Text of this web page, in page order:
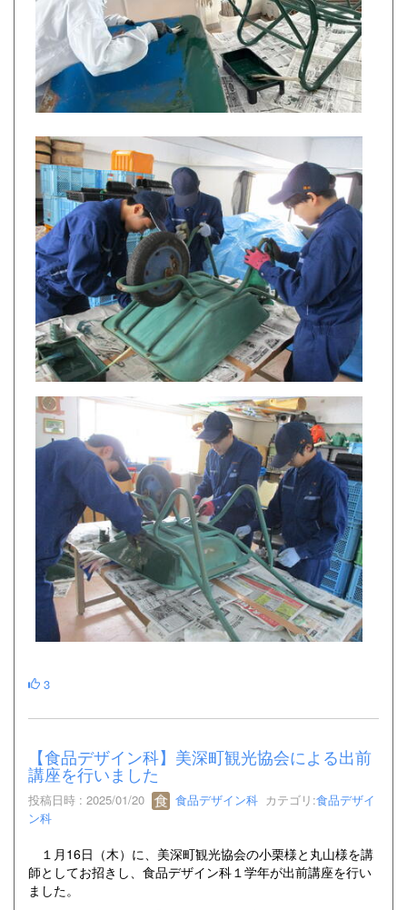
3
【食品デザイン科】美深町観光協会による出前
講座を行いました
投稿日時 : 2025/01/20 食品デザイン科 カテゴリ:食品デザイ
ン科
１月16日（木）に、美深町観光協会の小栗様と丸山様を講
師としてお招きし、食品デザイン科１学年が出前講座を行い
ました。